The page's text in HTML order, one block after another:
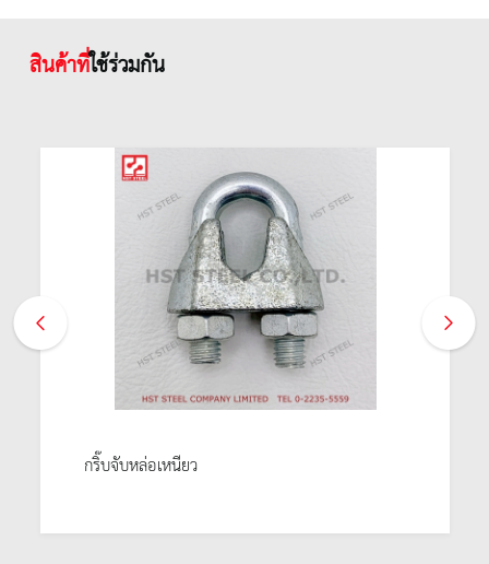
สินค้าที่ใช้ร่วมกัน
กริ๊บจับหล่อเหนียว